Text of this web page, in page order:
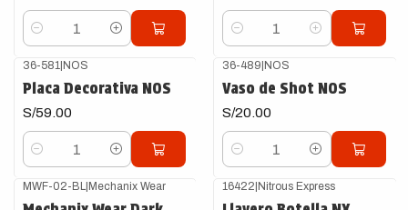
Cantidad Cantidad
36-581 |NOS
Placa Decorativa NOS
S/59.00
Cantidad
36-489|NOS
Vaso de Shot NOS
S/20.00
Cantidad
MWF-02-BL |Mechanix Wear 16422|Nitrous Express